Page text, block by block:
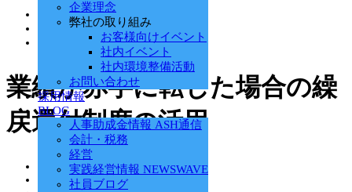
企業理念
弊社の取り組み
お客様向けイベント
社内イベント
社内環境整備活動
お問い合わせ
採用情報
BLOG
人事助成金情報 ASH通信
会計・税務
経営
実践経営情報 NEWSWAVE
社員ブログ
2020.11.16
会計・税務、経営
業績が赤字に転じた場合の繰
戻還付制度の活用
Tweet